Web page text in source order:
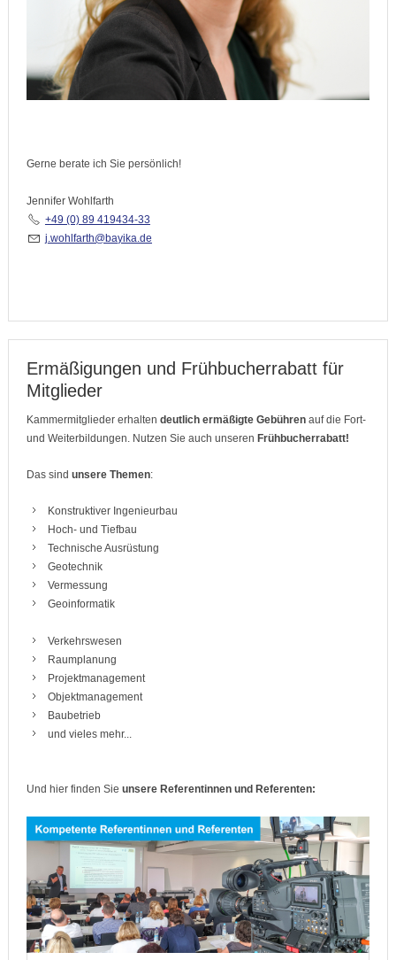
Gerne berate ich Sie persönlich!
Jennifer Wohlfarth
+49 (0) 89 419434-33
j w hlf rth b y k d
Ermäßigungen und Frühbucherrabatt für
Mitglieder
Kammermitglieder erhalten deutlich ermäßigte Gebührenauf die Fort-
und Weiterbildungen. Nutzen Sie auch unseren Frühbucherrabatt!
Das sind unsere Themen:
Konstruktiver Ingenieurbau
Hoch- und Tiefbau
Technische Ausrüstung
Geotechnik
Vermessung
Geoinformatik
Verkehrswesen
Raumplanung
Projektmanagement
Objektmanagement
Baubetrieb
und vieles mehr...
Und hier finden Sie unsere Referentinnen und Referenten: